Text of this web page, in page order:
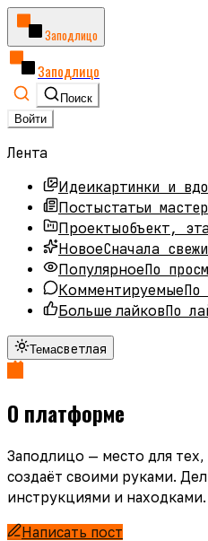
Заподлицо
Заподлицо
Поиск
Войти
Лента
Идеикартинки и
Постыстатьи
Проектыобъект,
НовоеСначала
ПопулярноеПо
КомментируемыеПо
Больше лайковПо
Темасветлая
О платформе
Заподлицо — место для
создаёт своими руками.
инструкциями и находками.
Написать пост